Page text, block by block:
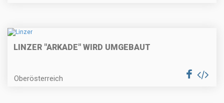
LINZER "ARKADE" WIRD UMGEBAUT
Oberösterreich